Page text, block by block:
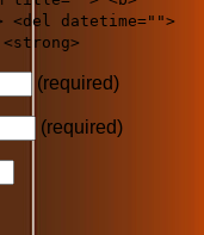
<del datetime="">
(required)
(required)